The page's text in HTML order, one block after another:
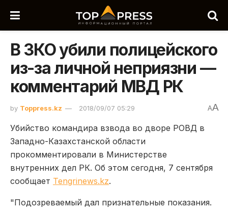
В ЗКО убили полицейского
из-за личной неприязни —
комментарий МВД РК
by Toppress.kz 2018/09/07 05:29 AA
Убийство командира взвода во дворе РОВД в
Западно-Казахстанской области
прокомментировали в Министерстве
внутренних дел РК. Об этом сегодня, 7 сентября
сообщает Tengrinews.kz.
"Подозреваемый дал признательные показания.